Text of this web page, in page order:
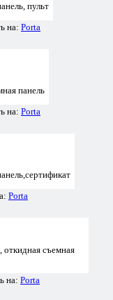
пульт
на: Porta
панель
на: Porta
Porta
съемная
на: Porta